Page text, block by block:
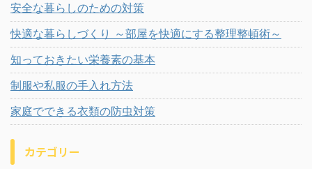
安全な暮らしのための対策
快適な暮らしづくり ～部屋を快適にする整理整頓術～
知っておきたい栄養素の基本
制服や私服の手入れ方法
家庭でできる衣類の防虫対策
カテゴリー